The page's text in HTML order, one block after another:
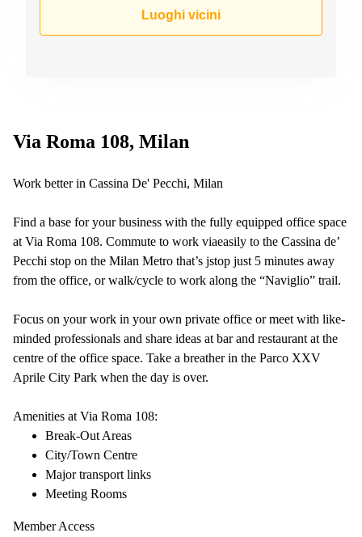
Business
Centers
Luoghi vicini
Via Roma 108, Milan
Work better in Cassina De' Pecchi, Milan
Find a base for your business with the fully equipped office space
at Via Roma 108. Commute to work viaeasily to the Cassina de’
Pecchi stop on the Milan Metro that’s jstop just 5 minutes away
from the office, or walk/cycle to work along the “Naviglio” trail.
Focus on your work in your own private office or meet with like-
minded professionals and share ideas at bar and restaurant at the
centre of the office space. Take a breather in the Parco XXV
Aprile City Park when the day is over.
Amenities at Via Roma 108:
Break-Out Areas
City/Town Centre
Major transport links
Meeting Rooms
Member Access